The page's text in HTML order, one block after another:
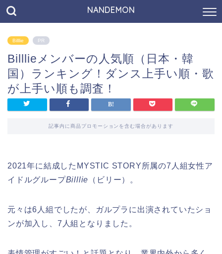
NANDEMON
Billlie PR
Billlieメンバーの人気順（日本・韓
国）ランキング！ダンス上手い順・歌
が上手い順も調査！
記事内に商品プロモーションを含む場合があります
2021年に結成したMYSTIC STORY所属の7人組女性ア
イドルグループBilllie （ビリー）。
元々は6人組でしたが、ガルプラに出演されていたショ
ンが加入し、7人組となりました。